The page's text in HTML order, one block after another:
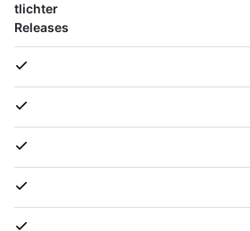
tlichter
Releases